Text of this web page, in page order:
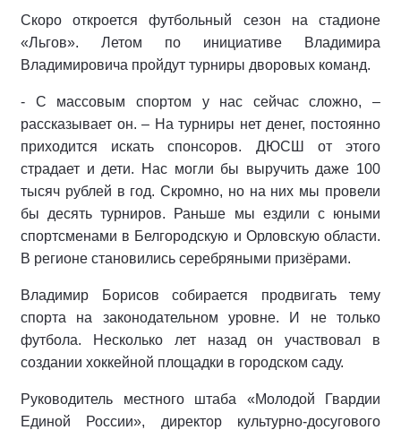
Скоро откроется футбольный сезон на стадионе
«Льгов». Летом по инициативе Владимира
Владимировича пройдут турниры дворовых команд.
- С массовым спортом у нас сейчас сложно, –
рассказывает он. – На турниры нет денег, постоянно
приходится искать спонсоров. ДЮСШ от этого
страдает и дети. Нас могли бы выручить даже 100
тысяч рублей в год. Скромно, но на них мы провели
бы десять турниров. Раньше мы ездили с юными
спортсменами в Белгородскую и Орловскую области.
В регионе становились серебряными призёрами.
Владимир Борисов собирается продвигать тему
спорта на законодательном уровне. И не только
футбола. Несколько лет назад он участвовал в
создании хоккейной площадки в городском саду.
Руководитель местного штаба «Молодой Гвардии
Единой России», директор культурно-досугового